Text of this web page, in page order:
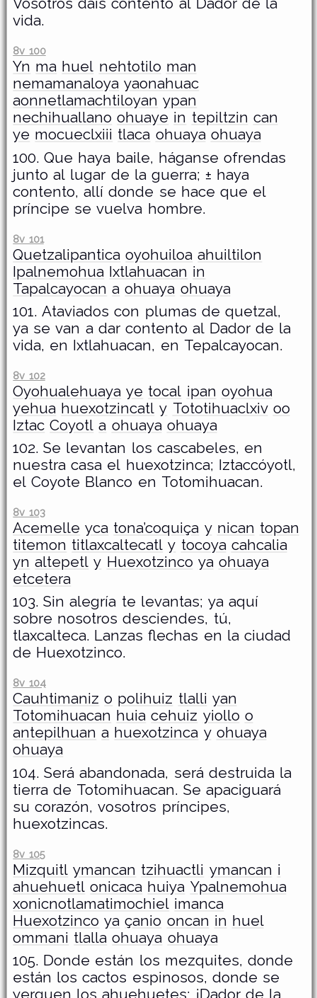
Vosotros dáis contento al Dador de la
vida.
8v 100
Yn ma huel nehtotilo man
nemamanaloya yaonahuac
aonnetlamachtiloyan ypan
nechihuallano ohuaye in tepiltzin can
ye mocueclxiii tlaca ohuaya ohuaya
100. Que haya baile, háganse ofrendas
junto al lugar de la guerra; ± haya
contento, allí donde se hace que el
príncipe se vuelva hombre.
8v 101
Quetzalipantica oyohuiloa ahuiltilon
Ipalnemohua Ixtlahuacan in
Tapalcayocan a ohuaya ohuaya
101. Ataviados con plumas de quetzal,
ya se van a dar contento al Dador de la
vida, en Ixtlahuacan, en Tepalcayocan.
8v 102
Oyohualehuaya ye tocal ipan oyohua
yehua huexotzincatl y Tototihuaclxiv oo
Iztac Coyotl a ohuaya ohuaya
102. Se levantan los cascabeles, en
nuestra casa el huexotzinca; Iztaccóyotl,
el Coyote Blanco en Totomihuacan.
8v 103
Acemelle yca tona’coquiça y nican topan
titemon titlaxcaltecatl y tocoya cahcalia
yn altepetl y Huexotzinco ya ohuaya
etcetera
103. Sin alegría te levantas; ya aquí
sobre nosotros desciendes, tú,
tlaxcalteca. Lanzas flechas en la ciudad
de Huexotzinco.
8v 104
Cauhtimaniz o polihuiz tlalli yan
Totomihuacan huia cehuiz yiollo o
antepilhuan a huexotzinca y ohuaya
ohuaya
104. Será abandonada, será destruida la
tierra de Totomihuacan. Se apaciguará
su corazón, vosotros príncipes,
huexotzincas.
8v 105
Mizquitl ymancan tzihuactli ymancan i
ahuehuetl onicaca huiya Ypalnemohua
xonicnotlamatimochiel imanca
Huexotzinco ya çanio oncan in huel
ommani tlalla ohuaya ohuaya
105. Donde están los mezquites, donde
están los cactos espinosos, donde se
yerguen los ahuehuetes; ¡Dador de la